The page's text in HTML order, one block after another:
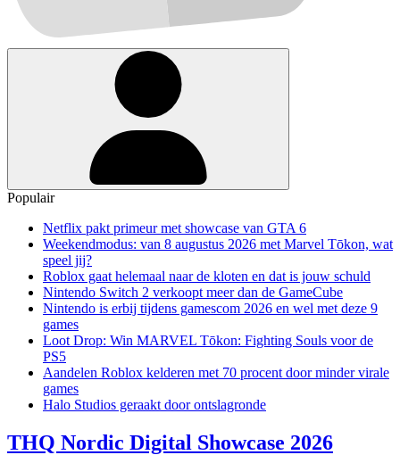
Populair
Netflix pakt primeur met showcase van GTA 6
Weekendmodus: van 8 augustus 2026 met Marvel Tōkon, wat
speel jij?
Roblox gaat helemaal naar de kloten en dat is jouw schuld
Nintendo Switch 2 verkoopt meer dan de GameCube
Nintendo is erbij tijdens gamescom 2026 en wel met deze 9
games
Loot Drop: Win MARVEL Tōkon: Fighting Souls voor de
PS5
Aandelen Roblox kelderen met 70 procent door minder virale
games
Halo Studios geraakt door ontslagronde
THQ Nordic Digital Showcase 2026